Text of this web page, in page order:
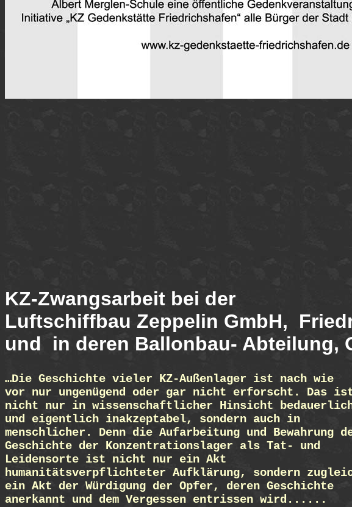
KZ-Zwangsarbeit bei der
Luftschiffbau Zeppelin GmbH,
und
in deren Ballonbau- Abteilung,
…Die Ge­schichte vieler KZ-Außenlager ist nach wie
vor nur ungenügend oder gar nicht erforscht. Das
nicht nur in wissenschaftlicher Hinsicht
und eigentlich inakzeptabel, sondern auch in
menschlicher. Denn die Aufarbeitung und Bewahrung
Geschichte der Konzentrationslager als Tat- und
Leidensorte ist nicht nur ein Akt
humanitätsverpflichteter Aufklärung, sondern
ein Akt der Würdigung der Opfer, deren Geschichte
anerkannt und dem Vergessen entrissen wird......